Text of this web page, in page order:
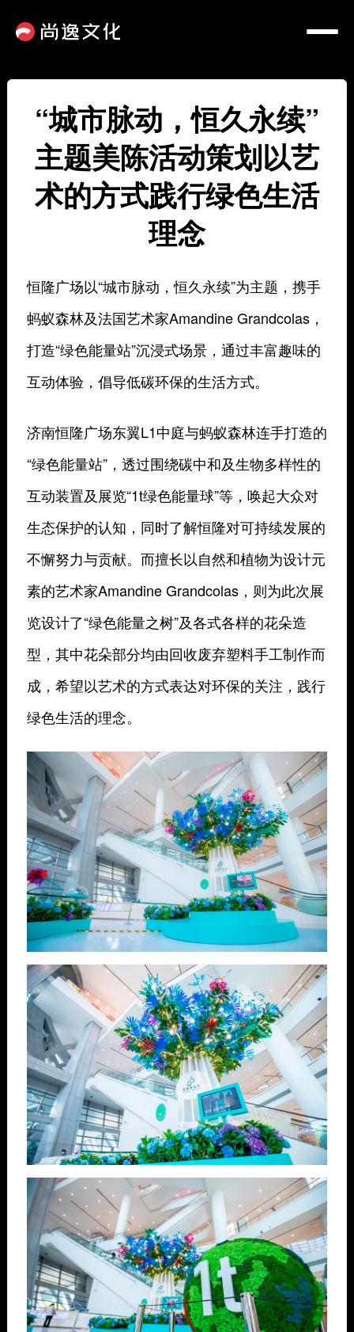
“城市脉动，恒久永续”
主题美陈活动策划以艺
术的方式践行绿色生活
理念
恒隆广场以“城市脉动，恒久永续”为主题，携手
蚂蚁森林及法国艺术家Amandine Grandcolas，
打造“绿色能量站”沉浸式场景，通过丰富趣味的
互动体验，倡导低碳环保的生活方式。
济南恒隆广场东翼L1中庭与蚂蚁森林连手打造的
“绿色能量站”，透过围绕碳中和及生物多样性的
互动装置及展览“1t绿色能量球”等，唤起大众对
生态保护的认知，同时了解恒隆对可持续发展的
不懈努力与贡献。 而擅长以自然和植物为设计元
素的艺术家Amandine Grandcolas，则为此次展
览设计了“绿色能量之树”及各式各样的花朵造
型，其中花朵部分均由回收废弃塑料手工制作而
成，希望以艺术的方式表达对环保的关注，践行
绿色生活的理念。